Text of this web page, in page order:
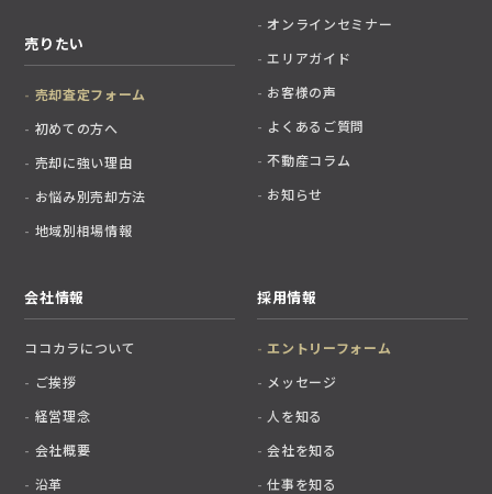
売りたい
売却査定フォーム
初めての方へ
売却に強い理由
お悩み別売却方法
地域別相場情報
オンラインセミナー
エリアガイド
お客様の声
よくあるご質問
不動産コラム
お知らせ
会社情報
ココカラについて
ご挨拶
経営理念
会社概要
沿革
採用情報
エントリーフォーム
メッセージ
人を知る
会社を知る
仕事を知る